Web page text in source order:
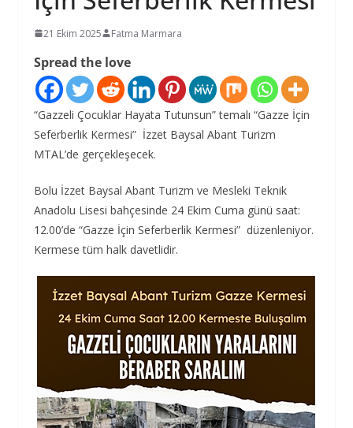
21 Ekim 2025 Fatma Marmara
Spread the love
“Gazzeli Çocuklar Hayata Tutunsun” temalı “Gazze İçin
Seferberlik Kermesi” İzzet Baysal Abant Turizm
MTAL’de gerçekleşecek.
Bolu İzzet Baysal Abant Turizm ve Mesleki Teknik
Anadolu Lisesi bahçesinde 24 Ekim Cuma günü saat:
12.00’de “Gazze İçin Seferberlik Kermesi” düzenleniyor.
Kermese tüm halk davetlidir.